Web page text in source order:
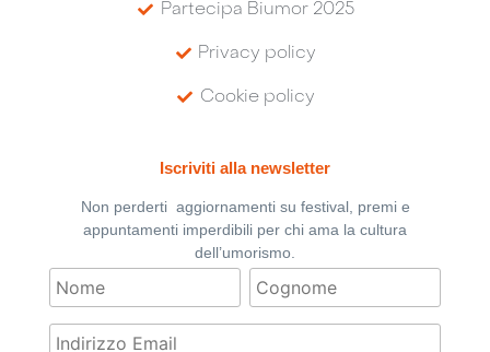
Partecipa Biumor 2025
Privacy policy
Cookie policy
Iscriviti alla newsletter
Non perderti aggiornamenti su festival, premi e
appuntamenti imperdibili per chi ama la cultura
dell’umorismo.